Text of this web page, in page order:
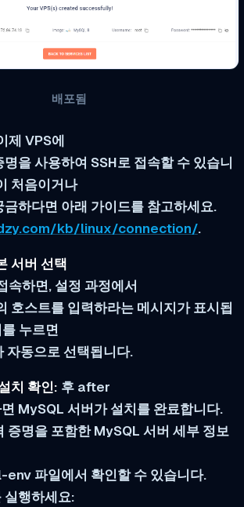
배포됨
제 VPS에
을 사용하여 SSH로 접속할 수 있습니
처음이거나
금하다면 아래 가이드를 참고하세요.
kb/linux/connection/.
서버 선택
속하면, 설정 과정에서
호스트를 입력하라는 메시지가 표시됩
누르면
자동으로 선택됩니다.
치 확인: 후 after
MySQL 서버가 설치를 완료합니다.
증명을 포함한 MySQL 서버 세부 정보
파일에서 확인할 수 있습니다.
실행하세요: